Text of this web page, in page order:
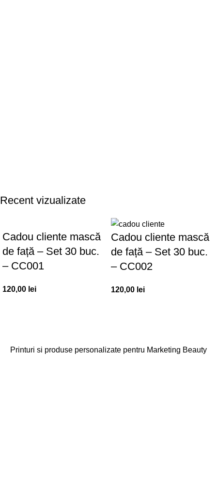
Recent vizualizate
Cadou cliente mască
de față – Set 30 buc.
– CC001
120,00 lei
Cadou cliente mască
de față – Set 30 buc.
– CC002
120,00 lei
Printuri si produse personalizate pentru Marketing Beauty